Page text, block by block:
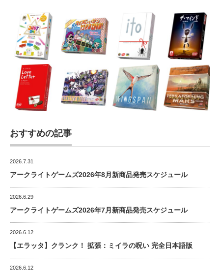
おすすめの記事
2026.7.31
アークライトゲームズ2026年8月新商品発売スケジュール
2026.6.29
アークライトゲームズ2026年7月新商品発売スケジュール
2026.6.12
【エラッタ】クランク！ 拡張：ミイラの呪い 完全日本語版
2026.6.12